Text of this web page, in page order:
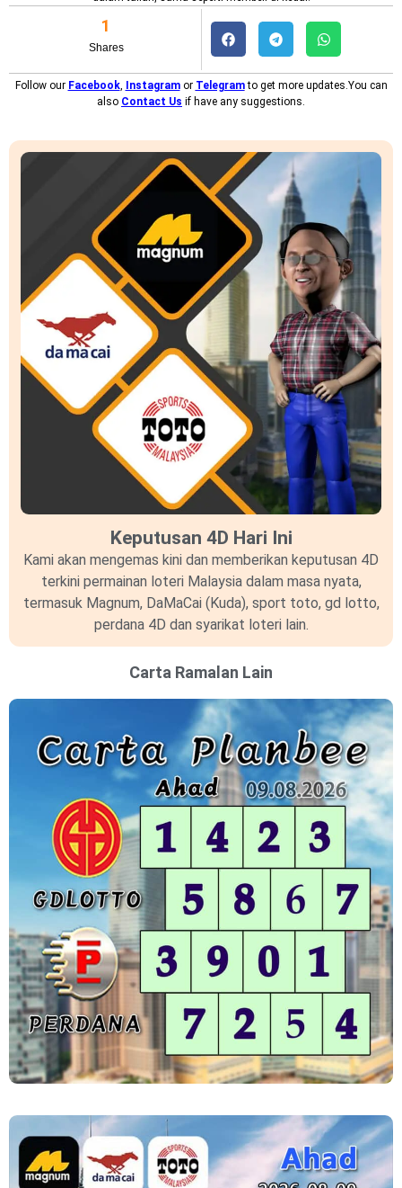
Shares
1
Follow our Facebook, Instagramor Telegramto get more updates.You can
also Contact Us if have any suggestions.
Keputusan 4D Hari Ini
Kami akan mengemas kini dan memberikan keputusan 4D
terkini permainan loteri Malaysia dalam masa nyata,
termasuk Magnum, DaMaCai (Kuda), sport toto, gd lotto,
perdana 4D dan syarikat loteri lain.
Carta Ramalan Lain